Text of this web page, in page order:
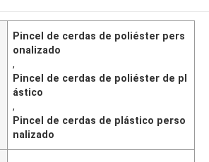
Pincel de cerdas de poliéster pers
onalizado
,
Pincel de cerdas de poliéster de pl
ástico
,
Pincel de cerdas de plástico perso
nalizado